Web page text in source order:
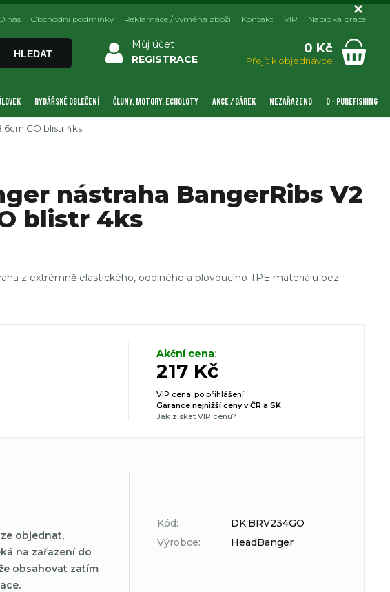
HLEDAT
Můj účet
REGISTRACE
0 Kč
Přejít k objednávce
nás Obchodní podmínky Reklamace / výměna zboží Kontakt VIP Nabídka práce
RYBÁŘSKÉ OBLEČENÍ ČLUNY, MOTORY, ECHOLOTY AKCE / DÁREK NEZAŘAZENO 0 - PUREFISHING
GO blistr 4ks
nástraha BangerRibs V2
blistr 4ks
z extrémně elastického, odolného a plovoucího TPE materiálu bez
Akční cena:
217 Kč
VIP cena: po přihlášení
Garance nejnižší ceny v ČR a SK
Jak získat VIP cenu?
objednat,
na zařazení do
obsahovat zatím
Kód:
DK:BRV234GO
Výrobce:
HeadBanger